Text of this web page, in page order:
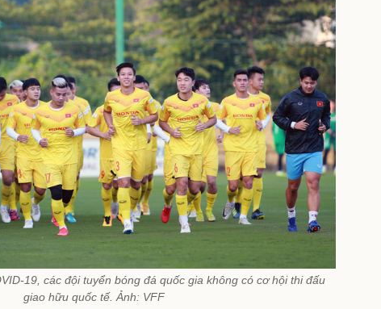
19, các đội tuyển bóng đá quốc gia không có cơ hội thi đấu
giao hữu quốc tế. Ảnh: VFF